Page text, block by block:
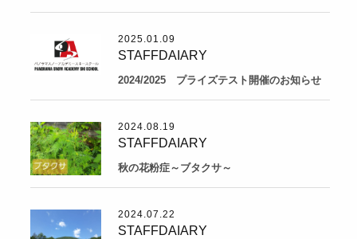
2025.01.09
STAFFDAIARY
2024/2025 プライズテスト開催のお知らせ
2024.08.19
STAFFDAIARY
秋の花粉症～ブタクサ～
2024.07.22
STAFFDAIARY